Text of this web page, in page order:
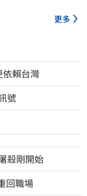
更多
賴台灣
號
殺剛開始
回職場